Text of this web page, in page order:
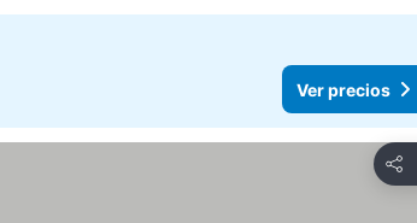
Ver precios